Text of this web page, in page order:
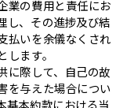
業の費用と責任にお
し、その進捗及び結
払いを余儀なくされ
ます。
に際して、自己の故
を与えた場合につい
基本約款における当